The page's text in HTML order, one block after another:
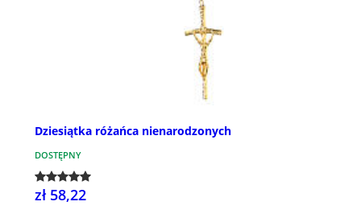
Dziesiątka różańca nienarodzonych
DOSTĘPNY
zł 58,22